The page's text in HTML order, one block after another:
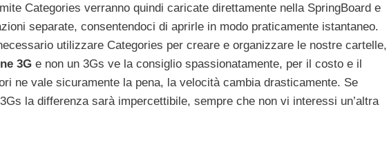
Categories verranno quindi caricate direttamente nella SpringBoard e
separate, consentendoci di aprirle in modo praticamente istantaneo.
utilizzare Categories per creare e organizzare le nostre cartelle,
3G e non un 3Gs ve la consiglio spassionatamente, per il costo e il
ne vale sicuramente la pena, la velocità cambia drasticamente. Se
la differenza sarà impercettibile, sempre che non vi interessi un’altra